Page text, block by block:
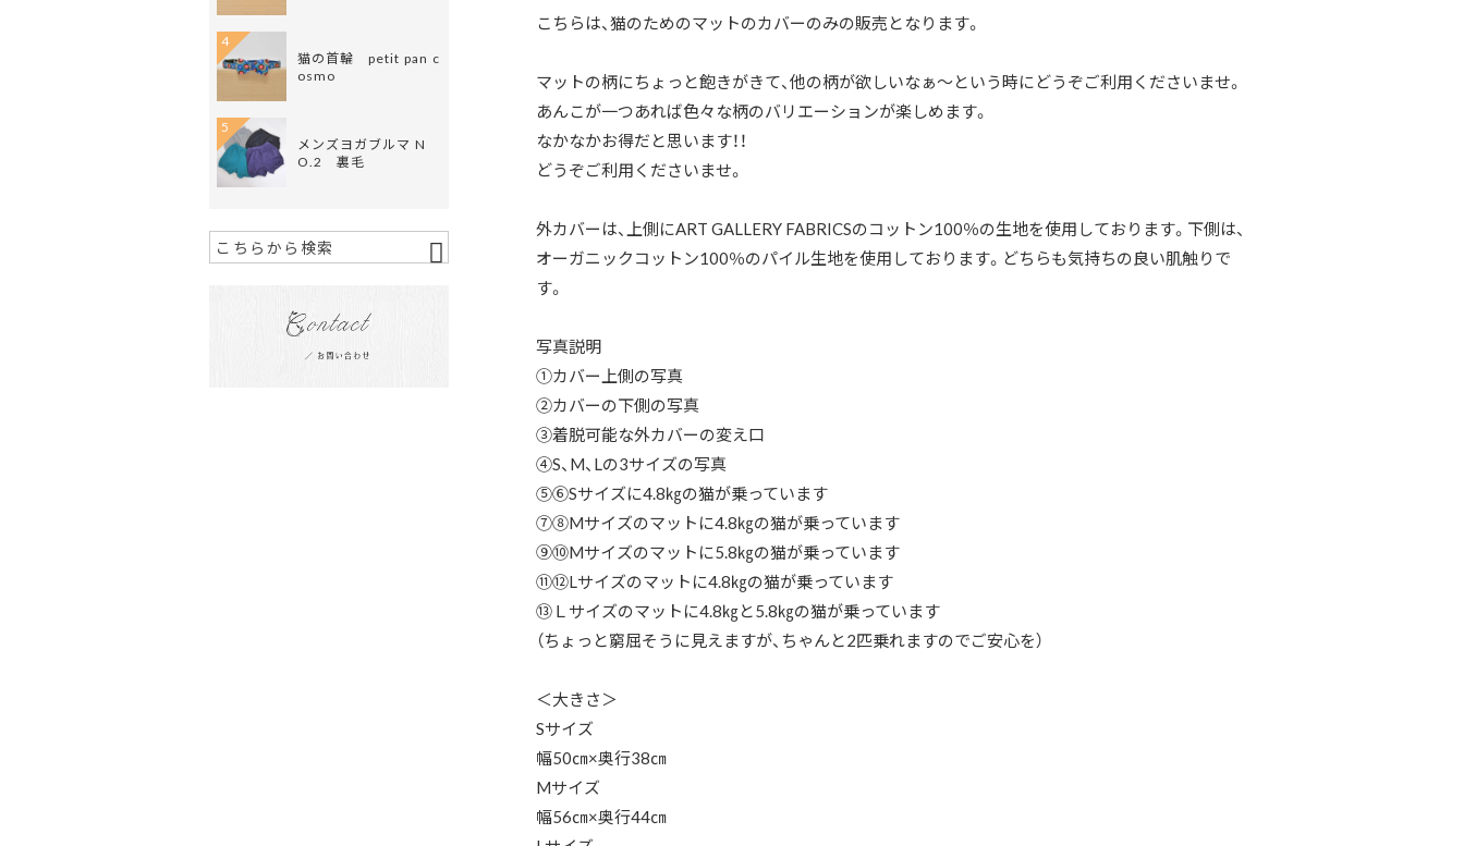
こちらは、猫のためのマットのカバーのみの販売となります。
マットの柄にちょっと飽きがきて、他の柄が欲しいなぁ～という時にどうぞご利用くださいませ。
あんこが一つあれば色々な柄のバリエーションが楽しめます。
なかなかお得だと思います！！
どうぞご利用くださいませ。
外カバーは、上側にART GALLERY FABRICSのコットン100％の生地を使用しております。下側は、
オーガニックコットン100％のパイル生地を使用しております。どちらも気持ちの良い肌触りで
す。
写真説明
①カバー上側の写真
②カバーの下側の写真
③着脱可能な外カバーの変え口
④S、M、Lの3サイズの写真
⑤⑥Sサイズに4.8㎏の猫が乗っています
⑦⑧Mサイズのマットに4.8㎏の猫が乗っています
⑨⑩Mサイズのマットに5.8㎏の猫が乗っています
⑪⑫Lサイズのマットに4.8㎏の猫が乗っています
⑬Ｌサイズのマットに4.8㎏と5.8㎏の猫が乗っています
（ちょっと窮屈そうに見えますが、ちゃんと2匹乗れますのでご安心を）
＜大きさ＞
Sサイズ
幅50㎝×奥行38㎝
Mサイズ
幅56㎝×奥行44㎝
猫の首輪 petit pan c
osmo
4
メンズヨガブルマ N
O.2 裏毛
5